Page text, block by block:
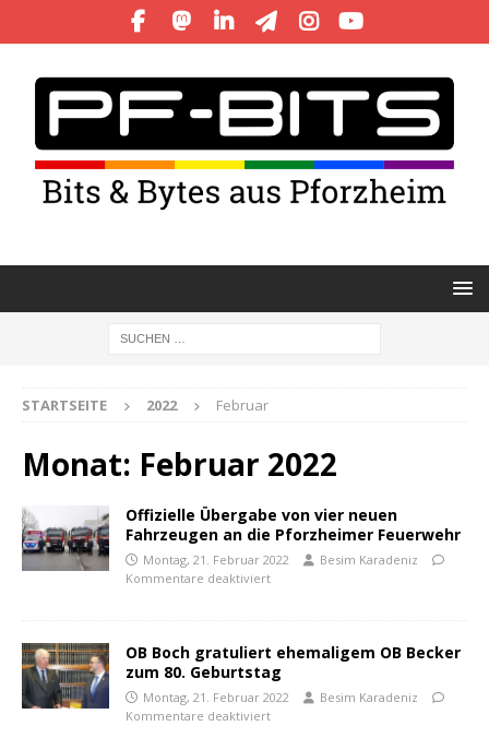
STARTSEITE 2022 Februar
Monat: Februar 2022
Offizielle Übergabe von vier neuen
Fahrzeugen an die Pforzheimer Feuerwehr
Montag, 21. Februar 2022
Besim Karadeniz
Kommentare deaktiviert
OB Boch gratuliert ehemaligem OB Becker
zum 80. Geburtstag
Montag, 21. Februar 2022
Besim Karadeniz
Kommentare deaktiviert